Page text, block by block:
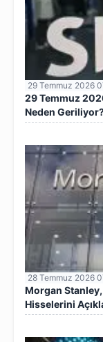
29 Temmuz 2026
29 Temmuz
Neden
28 Temmuz 2026
Morgan
Hisselerini